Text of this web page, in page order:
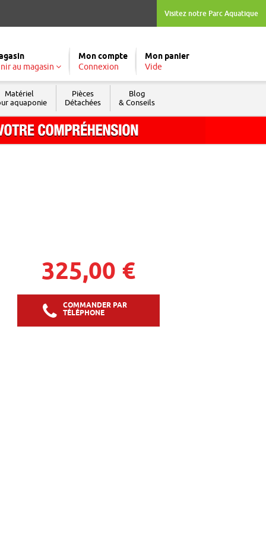
Visitez notre Parc Aquatique
au magasin
Mon compte
Connexion
Mon panier
Vide
Matériel
aquaponie
Pièces
Détachées
Blog
& Conseils
325,00 €
COMMANDER PAR
TÉLÉPHONE